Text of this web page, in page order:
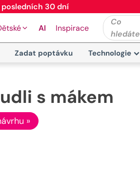
posledních 30 dní
AI Inspirace
Co
hledáte
Zadat poptávku Technologie
s mákem
»